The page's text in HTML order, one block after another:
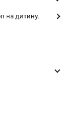
на дитину.